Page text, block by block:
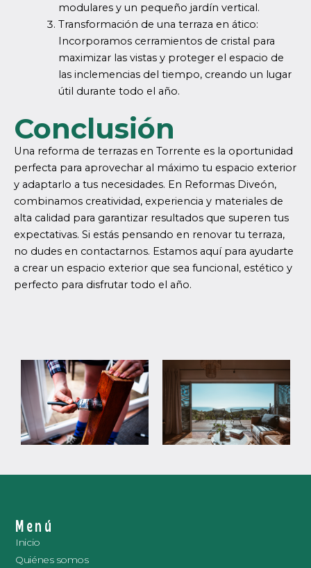
modulares y un pequeño jardín vertical.
Transformación de una terraza en ático:
Incorporamos cerramientos de cristal para
maximizar las vistas y proteger el espacio de
las inclemencias del tiempo, creando un lugar
útil durante todo el año.
Conclusión
Una reforma de terrazas en Torrente es la oportunidad
perfecta para aprovechar al máximo tu espacio exterior
y adaptarlo a tus necesidades. En Reformas Diveón,
combinamos creatividad, experiencia y materiales de
alta calidad para garantizar resultados que superen tus
expectativas. Si estás pensando en renovar tu terraza,
no dudes en contactarnos. Estamos aquí para ayudarte
a crear un espacio exterior que sea funcional, estético y
perfecto para disfrutar todo el año.
Menú
Inicio
Quiénes somos